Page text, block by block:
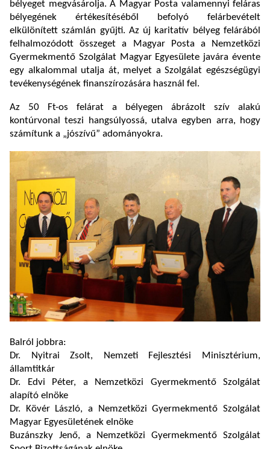
bélyeget megvásárolja. A Magyar Posta valamennyi feláras
bélyegének értékesítéséből befolyó felárbevételt
elkülönített számlán gyűjti. Az új karitatív bélyeg felárából
felhalmozódott összeget a Magyar Posta a Nemzetközi
Gyermekmentő Szolgálat Magyar Egyesülete javára évente
egy alkalommal utalja át, melyet a Szolgálat egészségügyi
tevékenységének finanszírozására használ fel.
Az 50 Ft-os felárat a bélyegen ábrázolt szív alakú
kontúrvonal teszi hangsúlyossá, utalva egyben arra, hogy
számítunk a „jószívű” adományokra.
Balról jobbra:
Dr. Nyitrai Zsolt, Nemzeti Fejlesztési Minisztérium,
államtitkár
Dr. Edvi Péter, a Nemzetközi Gyermekmentő Szolgálat
alapító elnöke
Dr. Kövér László, a Nemzetközi Gyermekmentő Szolgálat
Magyar Egyesületének elnöke
Buzánszky Jenő, a Nemzetközi Gyermekmentő Szolgálat